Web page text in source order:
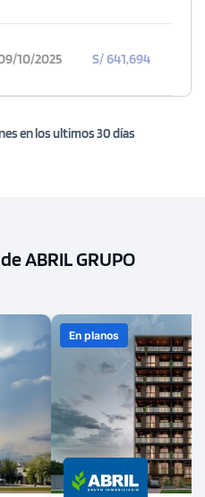
10/2025 S/ 641,694
en los ultimos 30 días
ABRIL GRUPO
En planos